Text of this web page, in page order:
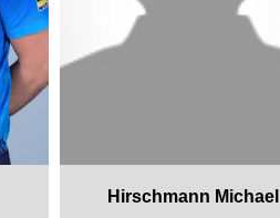
Hirschmann Michael